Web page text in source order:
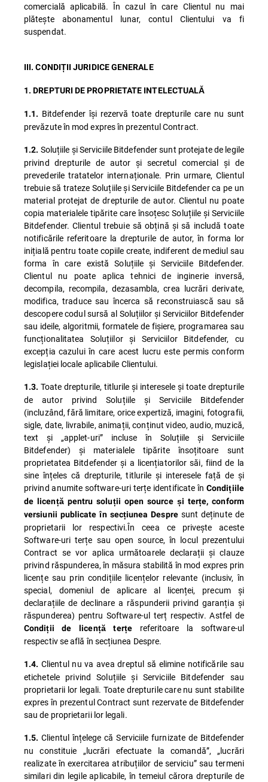
comercială aplicabilă. În cazul în care Clientul nu mai
plătește abonamentul lunar, contul Clientului va fi
suspendat.
III. CONDIȚII JURIDICE GENERALE
1. DREPTURI DE PROPRIETATE INTELECTUALĂ
1.1. Bitdefender își rezervă toate drepturile care nu sunt
prevăzute în mod expres în prezentul Contract.
1.2. Soluțiile și Serviciile Bitdefender sunt protejate de legile
privind drepturile de autor și secretul comercial și de
prevederile tratatelor internaționale. Prin urmare, Clientul
trebuie să trateze Soluțiile și Serviciile Bitdefender ca pe un
material protejat de drepturile de autor. Clientul nu poate
copia materialele tipărite care însoțesc Soluțiile și Serviciile
Bitdefender. Clientul trebuie să obțină și să includă toate
notificările referitoare la drepturile de autor, în forma lor
inițială pentru toate copiile create, indiferent de mediul sau
forma în care există Soluțiile și Serviciile Bitdefender.
Clientul nu poate aplica tehnici de inginerie inversă,
decompila, recompila, dezasambla, crea lucrări derivate,
modifica, traduce sau încerca să reconstruiască sau să
descopere codul sursă al Soluțiilor și Serviciilor Bitdefender
sau ideile, algoritmii, formatele de fișiere, programarea sau
funcționalitatea Soluțiilor și Serviciilor Bitdefender, cu
excepția cazului în care acest lucru este permis conform
legislației locale aplicabile Clientului.
1.3. Toate drepturile, titlurile și interesele și toate drepturile
de autor privind Soluțiile și Serviciile Bitdefender
(incluzând, fără limitare, orice expertiză, imagini, fotografii,
sigle, date, livrabile, animații, conținut video, audio, muzică,
text și „applet-uri” incluse în Soluțiile și Serviciile
Bitdefender) și materialele tipărite însoțitoare sunt
proprietatea Bitdefender și a licențiatorilor săi, fiind de la
sine înțeles că drepturile, titlurile și interesele față de și
privind anumite software-uri terțe identificate înCondițiile
de licență pentru soluții open source și terțe, conform
versiunii publicate în secțiunea Despresunt deținute de
proprietarii lor respectivi.În ceea ce privește aceste
Software-uri terțe sau open source, în locul prezentului
Contract se vor aplica următoarele declarații și clauze
privind răspunderea, în măsura stabilită în mod expres prin
licențe sau prin condițiile licențelor relevante (inclusiv, în
special, domeniul de aplicare al licenței, precum și
declarațiile de declinare a răspunderii privind garanția și
răspunderea) pentru Software-ul terț respectiv. Astfel de
Condiții de licență terțereferitoare la software-ul
respectiv se află în secțiunea Despre.
1.4. Clientul nu va avea dreptul să elimine notificările sau
etichetele privind Soluțiile și Serviciile Bitdefender sau
proprietarii lor legali. Toate drepturile care nu sunt stabilite
expres în prezentul Contract sunt rezervate de Bitdefender
sau de proprietarii lor legali.
1.5. Clientul înțelege că Serviciile furnizate de Bitdefender
nu constituie „lucrări efectuate la comandă”, „lucrări
realizate în exercitarea atribuțiilor de serviciu” sau termeni
similari din legile aplicabile, în temeiul cărora drepturile de